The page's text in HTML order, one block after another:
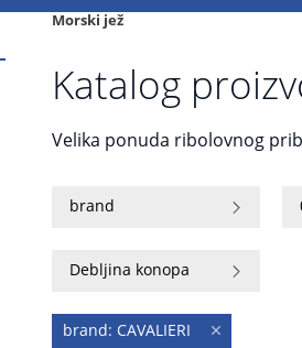
Morski jež
Katalog
Velika ponuda ribolovnog
brand
Debljina konopa
brand: CAVALIERI